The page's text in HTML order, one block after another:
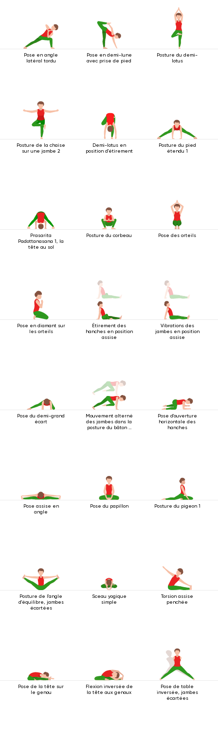
Pose en angle
latéral tordu
Pose en demi-lune
avec prise de pied
Posture du demi-
lotus
Posture de la chaise
sur une jambe 2
Demi-lotus en
position d'étirement
Posture du pied
étendu 1
Prasarita
Padottanasana 1, la
tête au sol
Posture du corbeau Pose des orteils
Pose en diamant sur
les orteils
Étirement des
hanches en position
assise
Vibrations des
jambes en position
assise
Pose du demi-grand
écart
Mouvement alterné
des jambes dans la
posture du bâton à
Pose d'ouverture
horizontale des
hanches
Pose assise en
angle
Pose du papillon Posture du pigeon 1
Posture de l'angle
d'équilibre, jambes
écartées
Sceau yogique
simple
Torsion assise
penchée
Pose de la tête sur
le genou
Flexion inversée de
la tête aux genoux
Pose de table
inversée, jambes
écartées